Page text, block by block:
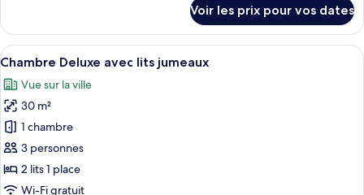
lits
jumeaux
le
type
de
Chambre
Supérieure
avec
lits
jumeaux
Voir les prix pour vos dates
Afficher
toutes
les
photos
pour
ce
type
de
Une chambre d’hôtel dotée d’un
6
Chambre Deluxe avec lits jumeaux
Vue sur la ville
30 m²
1 chambre
3 personnes
2 lits 1 place
Wi-Fi gratuit